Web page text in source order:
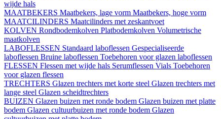
wijde hals
MAATBEKERS Maatbekers, lage vorm Maatbekers, hoge vorm
MAATCILINDERS Maatcilinders met zeskantvoet
KOLVEN Rondbodemkolven Platbodemkolven Volumetrische
maatkolven
LABOFLESSEN Standaard laboflessen Gespecialiseerde
laboflessen Bruine laboflessen Toebehoren voor glazen laboflessen
FLESSEN Flessen met wijde hals Serumflessen Vials Toebehoren
voor glazen flessen
TRECHTERS Glazen trechters met korte steel Glazen trechters met
lange steel Glazen scheidtrechters
BUIZEN Glazen buizen met ronde bodem Glazen buizen met platte
bodem Glazen cultuurbuizen met ronde bodem Glazen